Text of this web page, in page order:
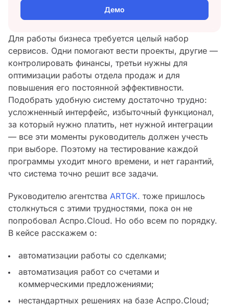
Для работы бизнеса требуется целый набор
сервисов. Одни помогают вести проекты, другие —
контролировать финансы, третьи нужны для
оптимизации работы отдела продаж и для
повышения его постоянной эффективности.
Подобрать удобную систему достаточно трудно:
усложненный интерфейс, избыточный функционал,
за который нужно платить, нет нужной интеграции
— все эти моменты руководитель должен учесть
при выборе. Поэтому на тестирование каждой
программы уходит много времени, и нет гарантий,
что система точно решит все задачи.
Руководителю агентства ARTGK. тоже пришлось
столкнуться с этими трудностями, пока он не
попробовал Аспро.Cloud. Но обо всем по порядку.
В кейсе расскажем о:
автоматизации работы со сделками;
автоматизация работ со счетами и
коммерческими предложениями;
нестандартных решениях на базе Аспро.Cloud;
Демо